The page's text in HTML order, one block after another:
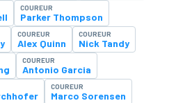
COUREUR
Parker Thompson
COUREUR
Alex Quinn
COUREUR
Nick Tandy
COUREUR
Antonio Garcia
COUREUR
Marco Sorensen